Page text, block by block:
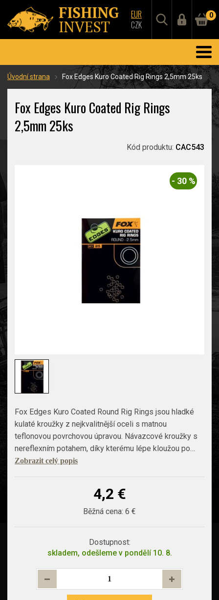
EUR
CZK
0
Úvodní strana Fox Edges Kuro Coated Rig Rings 2,5mm 25ks
Fox Edges Kuro Coated Rig Rings
2,5mm 25ks
Kód produktu: CAC543
- 30 %
Fox Edges Kuro Coated Round Rig Rings jsou hladké
kulaté kroužky z nejkvalitnější oceli s matnou
teflonovou povrchovou úpravou. Návazcové kroužky s
nereflexním potahem, díky kterému lépe kloužou po…
Zobrazit celý popis
4,2 €
Běžná cena: 6 €
Dostupnost:
skladem, odešleme v pondělí 10. 8.